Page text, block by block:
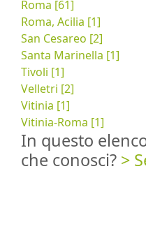
Roma [61]
Roma, Acilia [1]
San Cesareo [2]
Santa Marinella [1]
Tivoli [1]
Velletri [2]
Vitinia [1]
Vitinia-Roma [1]
In questo
che conosci? >